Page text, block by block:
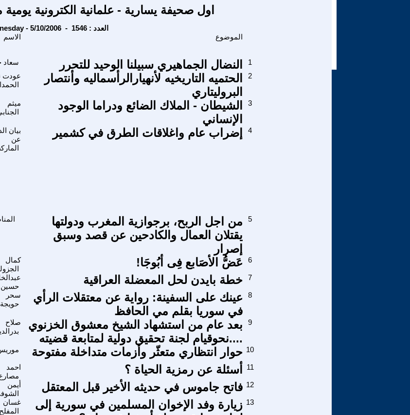
اول صحيفة يسارية - علمانية الكترونية
Wednesday - 5/10/2006 - العدد : 1546
الاسم الموضوع
سعاد النضال الجماهيري سبيلنا الوحيد للتحرر
1
عودت
الحتميه التاريخيه لأنهيارالرأسماليه وأنتصار
البروليتاري
2
ميثم
الشيطان - الملاك الضائع ودراما الوجود
الإنساني
3
بيان
عن
إضراب عام واغلاقات الطرق في كشمير 4
من اجل الربح، برجوازية المغرب ودولتها
يقتلان العمال والكادحين عن قصد وسبق
إصرار
5
كمال
عَضُّ الأصَابع فِى أبُوجَا! 6
حسين
خطة بايدن لحل المعضلة العراقية 7
سحر
حويجة
عينك على السفينة: رواية عن معتقلات الرأي
في سوريا بقلم مي الحافظ
8
صلاح
بعد عام من استشهاد الشيخ معشوق الخزنوي
....نحوقيام لجنة تحقيق دولية لمتابعة قضيته
9
حوار انتظاري متعثّر وأزمات متداخلة مفتوحة 10
احمد
أسئلة عن رمزية الحياة ؟ 11
أيمن
فاتح جاموس في حديثه الأخير قبل المعتقل 12
غسان
المفلح
زيارة وفد الإخوان المسلمين في سورية إلى 13